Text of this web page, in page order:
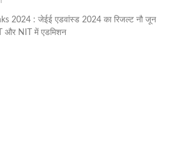
2024 : जेईई एडवांस्ड 2024 का रिजल्ट नौ जून
और NIT में एडमिशन